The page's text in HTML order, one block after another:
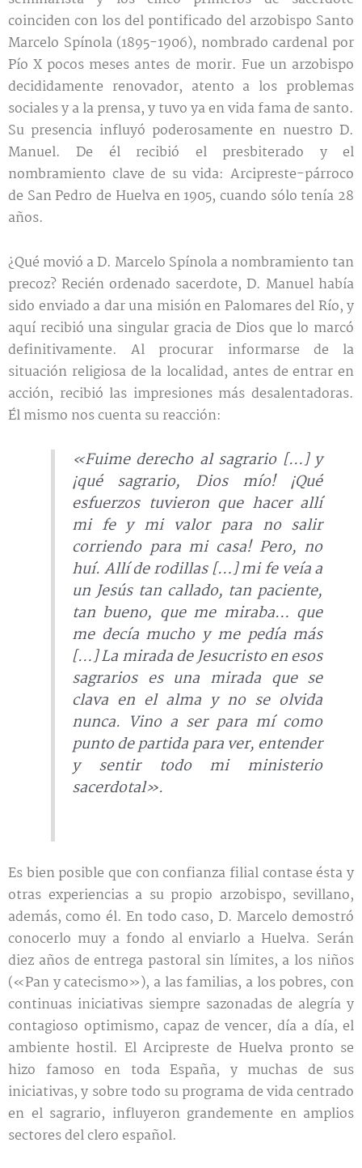
coinciden con los del pontificado del arzobispo Santo
Marcelo Spínola (1895-1906), nombrado cardenal por
Pío X pocos meses antes de morir. Fue un arzobispo
decididamente renovador, atento a los problemas
sociales y a la prensa, y tuvo ya en vida fama de santo.
Su presencia influyó poderosamente en nuestro D.
Manuel. De él recibió el presbiterado y el
nombramiento clave de su vida: Arcipreste-párroco
de San Pedro de Huelva en 1905, cuando sólo tenía 28
años.
¿Qué movió a D. Marcelo Spínola a nombramiento tan
precoz? Recién ordenado sacerdote, D. Manuel había
sido enviado a dar una misión en Palomares del Río, y
aquí recibió una singular gracia de Dios que lo marcó
definitivamente. Al procurar informarse de la
situación religiosa de la localidad, antes de entrar en
acción, recibió las impresiones más desalentadoras.
Él mismo nos cuenta su reacción:
«Fuime derecho al sagrario […] y
¡qué sagrario, Dios mío! ¡Qué
esfuerzos tuvieron que hacer allí
mi fe y mi valor para no salir
corriendo para mi casa! Pero, no
huí. Allí de rodillas […] mi fe veía a
un Jesús tan callado, tan paciente,
tan bueno, que me miraba… que
me decía mucho y me pedía más
[…] La mirada de Jesucristo en esos
sagrarios es una mirada que se
clava en el alma y no se olvida
nunca. Vino a ser para mí como
punto de partida para ver, entender
y sentir todo mi ministerio
sacerdotal».
Es bien posible que con confianza filial contase ésta y
otras experiencias a su propio arzobispo, sevillano,
además, como él. En todo caso, D. Marcelo demostró
conocerlo muy a fondo al enviarlo a Huelva. Serán
diez años de entrega pastoral sin límites, a los niños
(«Pan y catecismo»), a las familias, a los pobres, con
continuas iniciativas siempre sazonadas de alegría y
contagioso optimismo, capaz de vencer, día a día, el
ambiente hostil. El Arcipreste de Huelva pronto se
hizo famoso en toda España, y muchas de sus
iniciativas, y sobre todo su programa de vida centrado
en el sagrario, influyeron grandemente en amplios
sectores del clero español.